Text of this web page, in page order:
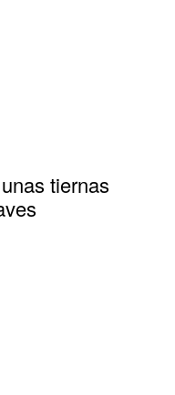
tiernas